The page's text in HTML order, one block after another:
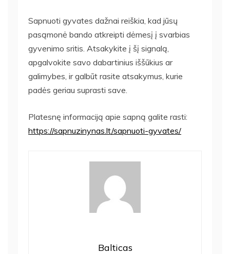
Sapnuoti gyvates dažnai reiškia, kad jūsų
pasąmonė bando atkreipti dėmesį į svarbias
gyvenimo sritis. Atsakykite į šį signalą,
apgalvokite savo dabartinius iššūkius ar
galimybes, ir galbūt rasite atsakymus, kurie
padės geriau suprasti save.
Platesnę informaciją apie sapną galite rasti:
https://sapnuzinynas.lt/sapnuoti-gyvates/
Balticas